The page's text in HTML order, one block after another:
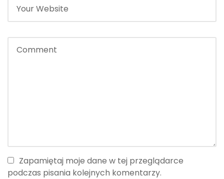
Zapamiętaj moje dane w tej przeglądarce
podczas pisania kolejnych komentarzy.